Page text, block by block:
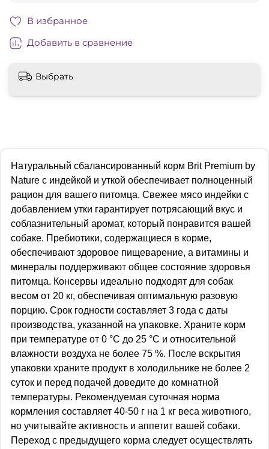
В избранное
Добавить в сравнение
Выбрать
Натуральный сбалансированный корм Brit Premium by
Nature с индейкой и уткой обеспечивает полноценный
рацион для вашего питомца. Свежее мясо индейки с
добавлением утки гарантирует потрясающий вкус и
соблазнительный аромат, который понравится вашей
собаке. Пребиотики, содержащиеся в корме,
обеспечивают здоровое пищеварение, а витамины и
минералы поддерживают общее состояние здоровья
питомца. Консервы идеально подходят для собак
весом от 20 кг, обеспечивая оптимальную разовую
порцию. Срок годности составляет 3 года с даты
производства, указанной на упаковке. Храните корм
при температуре от 0 °С до 25 °С и относительной
влажности воздуха не более 75 %. После вскрытия
упаковки храните продукт в холодильнике не более 2
суток и перед подачей доведите до комнатной
температуры. Рекомендуемая суточная норма
кормления составляет 40-50 г на 1 кг веса животного,
но учитывайте активность и аппетит вашей собаки.
Переход с предыдущего корма следует осуществлять